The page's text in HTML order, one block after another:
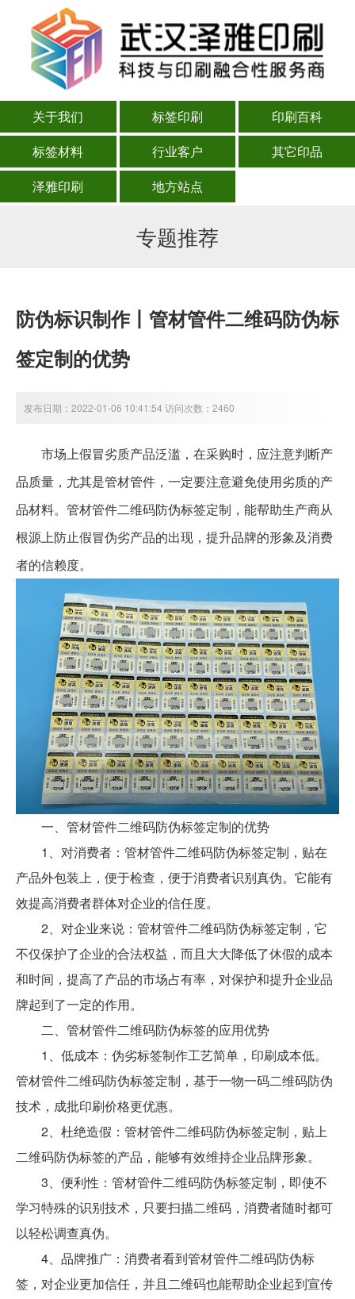
关于我们 标签印刷
印刷百科
标签材料
行业客户
其它印品
泽雅印刷
地方站点
专题推荐
防伪标识制作丨管材管件二维码防伪标
签定制的优势
发布日期：2022-01-06 10:41:54 访问次数：2460
市场上假冒劣质产品泛滥，在采购时，应注意判断产
品质量，尤其是管材管件，一定要注意避免使用劣质的产
品材料。管材管件二维码防伪标签定制，能帮助生产商从
根源上防止假冒伪劣产品的出现，提升品牌的形象及消费
者的信赖度。
一、管材管件二维码防伪标签定制的优势
1、对消费者：管材管件二维码防伪标签定制，贴在
产品外包装上，便于检查，便于消费者识别真伪。它能有
效提高消费者群体对企业的信任度。
2、对企业来说：管材管件二维码防伪标签定制，它
不仅保护了企业的合法权益，而且大大降低了休假的成本
和时间，提高了产品的市场占有率，对保护和提升企业品
牌起到了一定的作用。
二、管材管件二维码防伪标签的应用优势
1、低成本：伪劣标签制作工艺简单，印刷成本低。
管材管件二维码防伪标签定制，基于一物一码二维码防伪
技术，成批印刷价格更优惠。
2、杜绝造假：管材管件二维码防伪标签定制，贴上
二维码防伪标签的产品，能够有效维持企业品牌形象。
3、便利性：管材管件二维码防伪标签定制，即使不
学习特殊的识别技术，只要扫描二维码，消费者随时都可
以轻松调查真伪。
4、品牌推广：消费者看到管材管件二维码防伪标
签，对企业更加信任，并且二维码也能帮助企业起到宣传